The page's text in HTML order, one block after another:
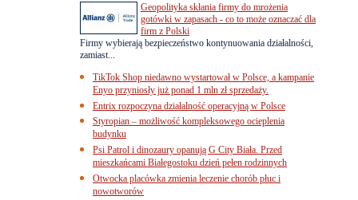
Geopolityka skłania firmy do mrożenia
gotówki w zapasach - co to może oznaczać dla
firm z Polski
Firmy wybierają bezpieczeństwo kontynuowania działalności,
zamiast...
TikTok Shop niedawno wystartował w Polsce, a kampanie
Enyo przyniosły już ponad 1 mln zł sprzedaży.
Entrix rozpoczyna działalność operacyjną w Polsce
Styropian – możliwość kompleksowego ocieplenia
budynku
Psi Patrol i dinozaury opanują G City Biała. Przed
mieszkańcami Białegostoku dzień pełen rodzinnych
Otwocka placówka zmienia leczenie chorób płuc i
nowotworów